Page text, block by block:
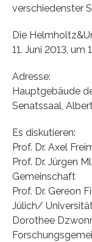
verschiedenster
Die
11. Juni 2013,
Adresse:
Hauptgebäude
Senatssaal,
Es diskutieren:
Prof. Dr. Axel
Prof. Dr. Jürgen
Gemeinschaft
Prof. Dr. Gereon
Jülich/
Dorothee